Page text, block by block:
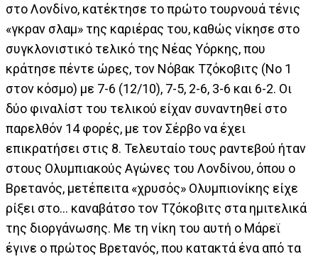
στο Λονδίνο, κατέκτησε το πρώτο τουρνουά τένις
«γκραν σλαμ» της καριέρας του, καθώς νίκησε στο
συγκλονιστικό τελικό της Νέας Υόρκης, που
κράτησε πέντε ώρες, τον Νόβακ Τζόκοβιτς (Νο 1
στον κόσμο) με 7-6 (12/10), 7-5, 2-6, 3-6 και 6-2. Οι
δύο φιναλίστ του τελικού είχαν συναντηθεί στο
παρελθόν 14 φορές, με τον Σέρβο να έχει
επικρατήσει στις 8. Τελευταίο τους ραντεβού ήταν
στους Ολυμπιακούς Αγώνες του Λονδίνου, όπου ο
Βρετανός, μετέπειτα «χρυσός» Ολυμπιονίκης είχε
ρίξει στο… καναβάτσο τον Τζόκοβιτς στα ημιτελικά
της διοργάνωσης. Με τη νίκη του αυτή ο Μάρεϊ
έγινε ο πρώτος Βρετανός, που κατακτά ένα από τα